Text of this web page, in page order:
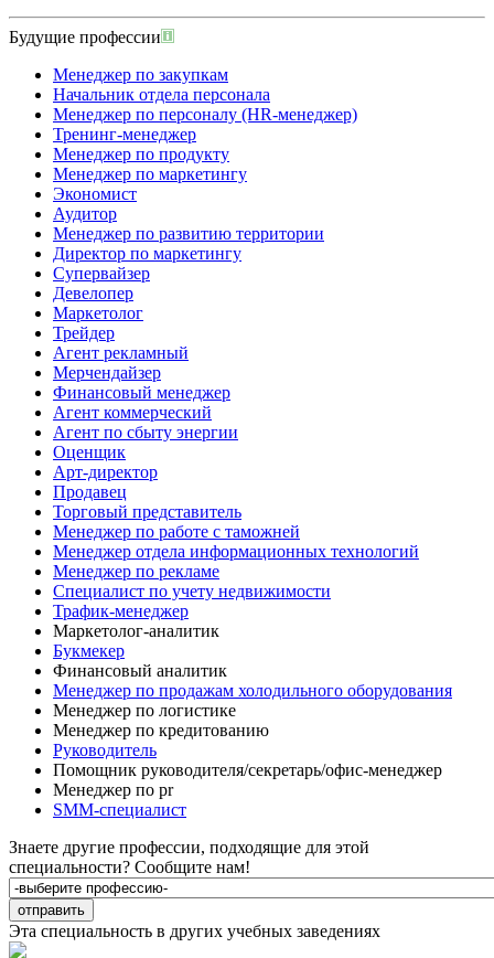
Будущие профессии
Менеджер по закупкам
Начальник отдела персонала
Менеджер по персоналу (HR-менеджер)
Тренинг-менеджер
Менеджер по продукту
Менеджер по маркетингу
Экономист
Аудитор
Менеджер по развитию территории
Директор по маркетингу
Супервайзер
Девелопер
Маркетолог
Трейдер
Агент рекламный
Мерчендайзер
Финансовый менеджер
Агент коммерческий
Агент по сбыту энергии
Оценщик
Арт-директор
Продавец
Торговый представитель
Менеджер по работе с таможней
Менеджер отдела информационных технологий
Менеджер по рекламе
Специалист по учету недвижимости
Трафик-менеджер
Маркетолог-аналитик
Букмекер
Финансовый аналитик
Менеджер по продажам холодильного оборудования
Менеджер по логистике
Менеджер по кредитованию
Руководитель
Помощник руководителя/секретарь/офис-менеджер
Менеджер по pr
SMM-специалист
Знаете другие профессии, подходящие для этой
специальности? Сообщите нам!
Эта специальность в других учебных заведениях